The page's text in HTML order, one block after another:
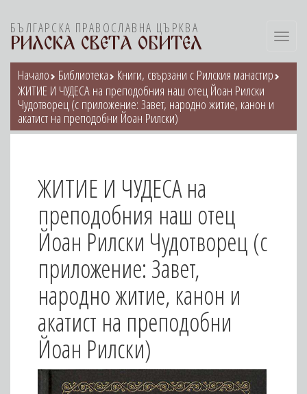
БЪЛГАРСКА ПРАВОСЛАВНА ЦЪРКВА
РИЛСКА СВЕТА ОБИТЕЛ
Начало Библиотека Книги, свързани с Рилския манастир
ЖИТИЕ И ЧУДЕСА на преподобния наш отец Йоан Рилски
Чудотворец (с приложение: Завет, народно житие, канон и
акатист на преподобни Йоан Рилски)
ЖИТИЕ И ЧУДЕСА на
преподобния наш отец
Йоан Рилски Чудотворец (с
приложение: Завет,
народно житие, канон и
акатист на преподобни
Йоан Рилски)